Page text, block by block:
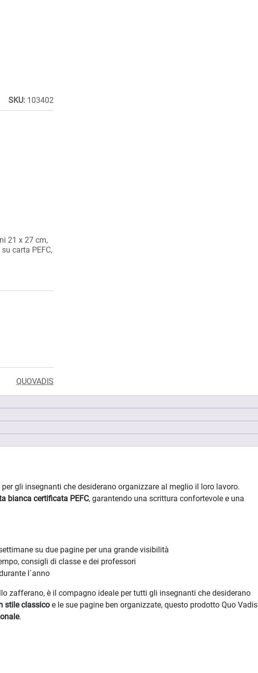
SKU: 103402
21 x 27 cm,
carta PEFC,
QUOVADIS
gli insegnanti che desiderano organizzare al meglio il loro lavoro.
bianca certificata PEFC, garantendo una scrittura confortevole e una
su due pagine per una grande visibilità
consigli di classe e dei professori
l`anno
zafferano, è il compagno ideale per tutti gli insegnanti che desiderano
stile classico e le sue pagine ben organizzate, questo prodotto Quo Vadis
.